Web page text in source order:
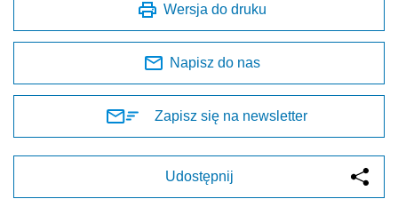
Wersja do druku
Napisz do nas
Zapisz się na newsletter
Udostępnij